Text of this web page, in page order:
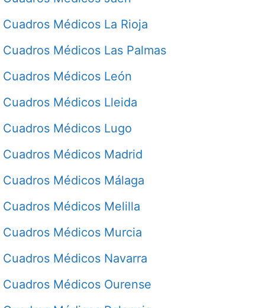
Cuadros Médicos La Rioja
Cuadros Médicos Las Palmas
Cuadros Médicos León
Cuadros Médicos Lleida
Cuadros Médicos Lugo
Cuadros Médicos Madrid
Cuadros Médicos Málaga
Cuadros Médicos Melilla
Cuadros Médicos Murcia
Cuadros Médicos Navarra
Cuadros Médicos Ourense